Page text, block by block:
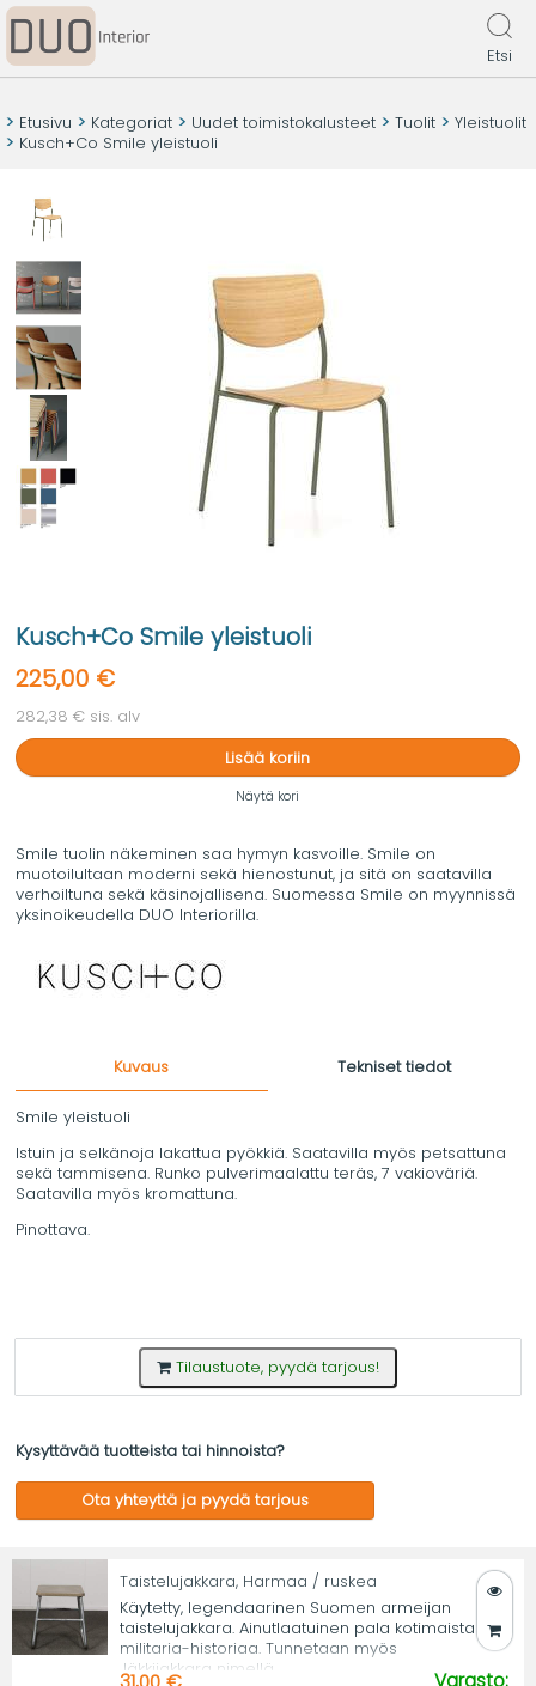
Etsi
Etusivu Kategoriat Uudet toimistokalusteet Tuolit
Yleistuolit
Kusch+Co Smile yleistuoli
Kusch+Co Smile yleistuoli
225,00 €
282,38 € sis. alv
Lisää koriin
Näytä kori
Smile tuolin näkeminen saa hymyn kasvoille. Smile on
muotoilultaan moderni sekä hienostunut, ja sitä on saatavilla
verhoiltuna sekä käsinojallisena. Suomessa Smile on myynnissä
yksinoikeudella DUO Interiorilla.
Kuvaus Tekniset tiedot
Smile yleistuoli
Istuin ja selkänoja lakattua pyökkiä. Saatavilla myös petsattuna
sekä tammisena. Runko pulverimaalattu teräs, 7 vakioväriä.
Saatavilla myös kromattuna.
Pinottava.
Tilaustuote, pyydä tarjous!
Kysyttävää tuotteista tai hinnoista?
Ota yhteyttä ja pyydä tarjous
Taistelujakkara, Harmaa / ruskea
Käytetty, legendaarinen Suomen armeijan
taistelujakkara. Ainutlaatuinen pala kotimaista
militaria-historiaa. Tunnetaan myös
Jäkkijakkara nimellä.
Varasto: